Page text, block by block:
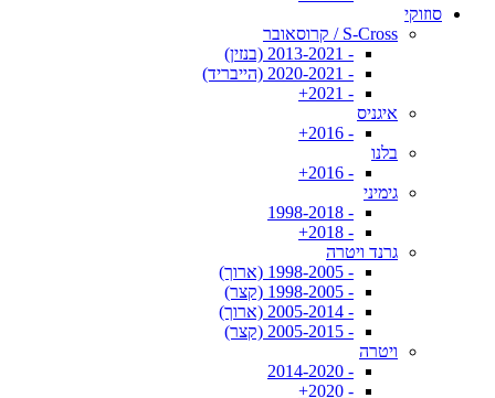
סוזוקי
S-Cross / קרוסאובר
- 2013-2021 (בנזין)
- 2020-2021 (הייבריד)
- 2021+
איגניס
- 2016+
בלנו
- 2016+
גימיני
- 1998-2018
- 2018+
גרנד ויטרה
- 1998-2005 (ארוך)
- 1998-2005 (קצר)
- 2005-2014 (ארוך)
- 2005-2015 (קצר)
ויטרה
- 2014-2020
- 2020+